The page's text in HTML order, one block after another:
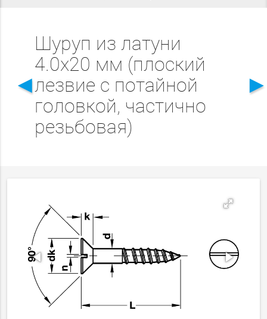
◄
Шуруп из латуни
4.0x20 мм (плоский
лезвие с потайной
головкой, частично
резьбовая)